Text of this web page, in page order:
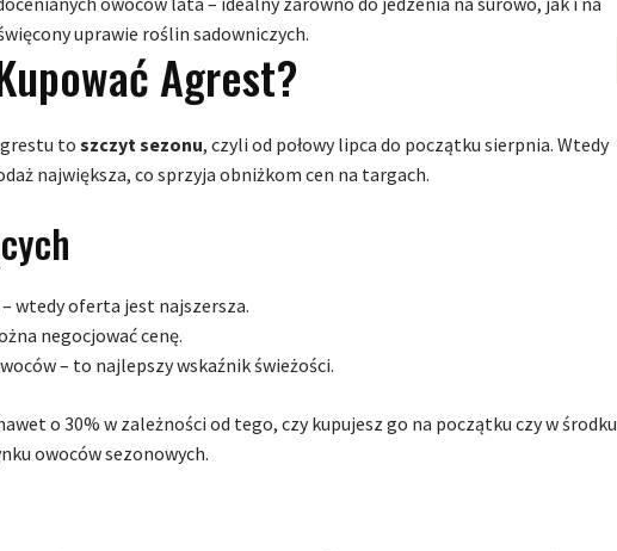
uprawie roślin sadowniczych.
Agrest?
to szczyt sezonu, czyli od połowy lipca do początku sierpnia. Wtedy
największa, co sprzyja obniżkom cen na targach.
wtedy oferta jest najszersza.
negocjować cenę.
– to najlepszy wskaźnik świeżości.
o 30% w zależności od tego, czy kupujesz go na początku czy w środku
owoców sezonowych.